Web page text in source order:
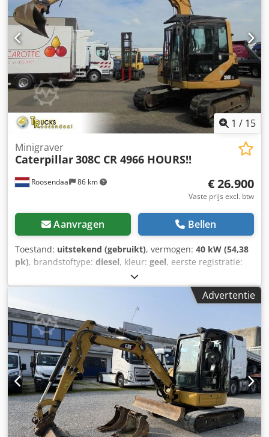
Extended Compact Radius) * Proportionele extra
hydrauliek Dkodpfezrthvsx Acror * Snelwisselsysteem
1 / 15
Roosendaal 86 km
Minigraver
Caterpillar308C CR 4966 HOURS!!
€ 26.900
Vaste prijs excl. btw
Aanvragen Bellen
Toestand: uitstekend (gebruikt), vermogen: 40 kW (54,38
pk), brandstoftype: diesel, kleur: geel, eerste registratie:
, bedrijfsturen:
CATO308CCKCX02306 = Meer informatie = Aandrijving:
Rups Technische staat: zeer goed Optische staat: zeer
goed = Bedrijfsinformatie = Heeft u vragen of suggesties?
Neem dan gerust contact met ons op. Wij garanderen een
antwoord binnen 8 uur. Prijzen zijn exclusief btw. Aan de
verstrekte informatie kunnen geen rechten worden
ontleend. Telefoonnummer kantoor: Mobiel: Nederlands -
Engels - Duits - Frans - Spaans - Italiaans) Beschikbaar via
WhatsApp en Viber. Mobiel: Beschikbaar via WhatsApp en
Viber. Bij betaling via bankoverschrijving dient het geld te
worden overgemaakt naar onze bankrekening hieronder.
Controleer altijd de betaalgegevens op onze website.
Advertentie